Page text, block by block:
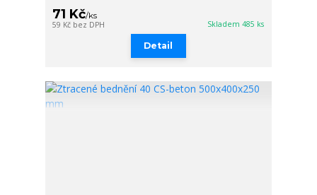
71 Kč/ks
59 Kč bez DPH Skladem 485 ks
Detail